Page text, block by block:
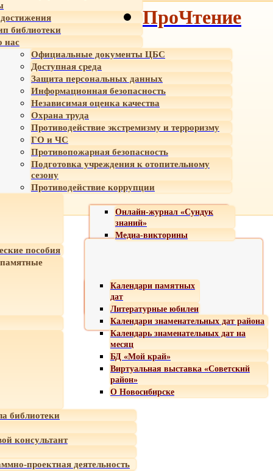
библиотеки
нас
Официальные документы ЦБС
Доступная среда
Защита персональных данных
Информационная безопасность
Независимая оценка качества
Охрана труда
Противодействие экстремизму и терроризму
ГО и ЧС
Противопожарная безопасность
Подготовка учреждения к отопительному
сезону
Противодействие коррупции
Онлайн-журнал «Сундук
знаний»
Медиа-викторины
пособия
Календари памятных
дат
Литературные юбилеи
Календари знаменательных дат района
Календарь знаменательных дат на
месяц
БД «Мой край»
Виртуальная выставка «Советский
район»
О Новосибирске
библиотеки
консультант
проектная деятельность
ПроЧтение